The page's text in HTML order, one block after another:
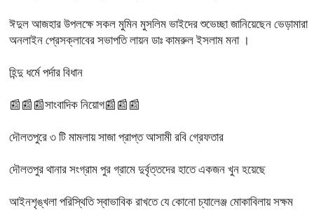
ঈদুল আজহার উপলক্ষে সকল মুমিন মুসলিম ভাইদের শুভেচ্ছা জানিয়েছেন ভেড়ামারা
অনলাইন প্রেসক্লাবের সভাপতি লায়ন ডাঃ কামরুল ইসলাম মনা ।
হিন্দু ধর্মে পর্দার বিধান
📰📰📰সাংবাদিক নিয়োগ📰📰📰
দৌলতপুরে ৩ টি মামলায় সাজা প্রাপ্ত আসামী রবি গ্রেফতার
দৌলতপুর থানার সংগ্রাম পুর গ্রামে দুর্বৃত্তদের হাতে একজন খুন হয়েছে
আইনশৃঙ্খলা পরিস্থিতি স্বাভাবিক রাখতে যে কোনো চ্যালেঞ্জ মোকাবিলায় সক্ষম